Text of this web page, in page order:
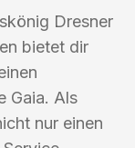
Dresner
bietet dir
Gaia. Als
nur einen